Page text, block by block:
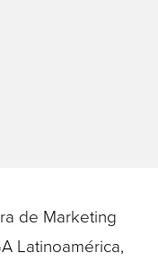
de Marketing
Latinoamérica,